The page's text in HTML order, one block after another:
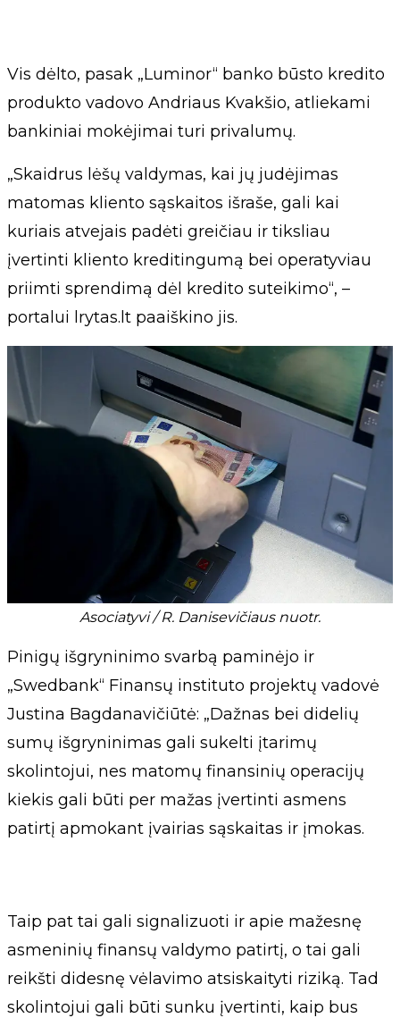
Vis dėlto, pasak „Luminor“ banko būsto kredito
produkto vadovo Andriaus Kvakšio, atliekami
bankiniai mokėjimai turi privalumų.
„Skaidrus lėšų valdymas, kai jų judėjimas
matomas kliento sąskaitos išraše, gali kai
kuriais atvejais padėti greičiau ir tiksliau
įvertinti kliento kreditingumą bei operatyviau
priimti sprendimą dėl kredito suteikimo“, –
portalui lrytas.lt paaiškino jis.
Asociatyvi / R. Danisevičiaus nuotr.
Pinigų išgryninimo svarbą paminėjo ir
„Swedbank“ Finansų instituto projektų vadovė
Justina Bagdanavičiūtė: „Dažnas bei didelių
sumų išgryninimas gali sukelti įtarimų
skolintojui, nes matomų finansinių operacijų
kiekis gali būti per mažas įvertinti asmens
patirtį apmokant įvairias sąskaitas ir įmokas.
Taip pat tai gali signalizuoti ir apie mažesnę
asmeninių finansų valdymo patirtį, o tai gali
reikšti didesnę vėlavimo atsiskaityti riziką. Tad
skolintojui gali būti sunku įvertinti, kaip bus